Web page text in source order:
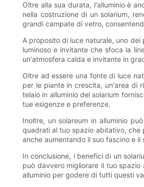
Oltre alla sua durata, l'alluminio è
nella costruzione di un solarium,
grandi campate di vetro,
A proposito di luce naturale, uno
luminoso e invitante che sfoca la
un'atmosfera calda e invitante in
Oltre ad essere una fonte di luce
per le piante in crescita, un'area di
telaio in alluminio del solarium
tue esigenze e preferenze.
Inoltre, un solareum in alluminio
quadrati al tuo spazio abitativo, che
anche aumentando il suo fascino e il
In conclusione, i benefici di un
può davvero migliorare il tuo
alluminio per godere di tutti questi